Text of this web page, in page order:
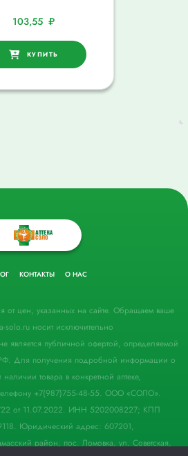
103,55 ₽
КУПИТЬ
КОНТАКТЫ О НАС
от цен, указанных на сайте. Обращаем ваше
solo.ru носит исключительно
является публичной офертой, определяемой
Для получения подробной информации о
товара в конкретной аптеке,
+7(987)755-48-55. ООО «СОЛО».
от 11.07.2022. ИНН 5202008227; КПП
Юридический адрес: 607201,
район, пос. Ломовка, ул. Советская,